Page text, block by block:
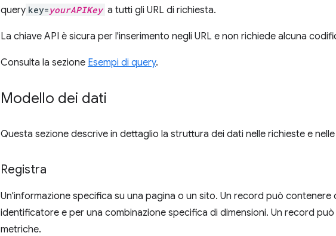
query key=yourAPIKey a tutti gli URL di richiesta.
La chiave API è sicura per l'inserimento negli URL e non richiede alcuna
Consulta la sezione Esempi di query.
Modello dei dati
Questa sezione descrive in dettaglio la struttura dei dati nelle richieste e nelle
Registra
Un'informazione specifica su una pagina o un sito. Un record può contenere
identificatore e per una combinazione specifica di dimensioni. Un record può
metriche.